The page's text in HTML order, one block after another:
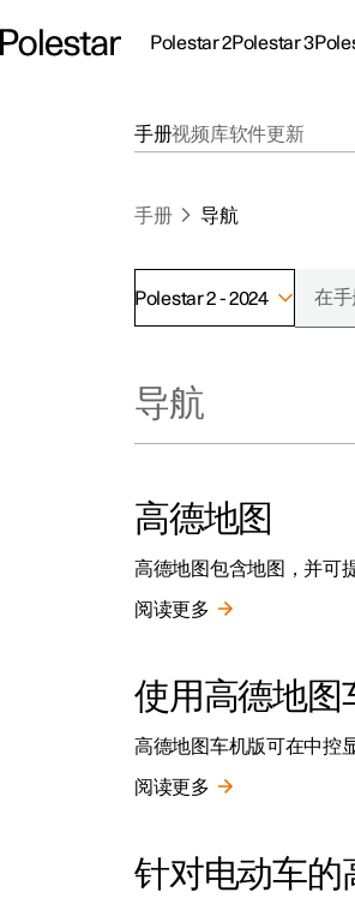
Polestar 2Polestar 3
探索Polestar 2
联系我们
极星官方二手车
探索Polestar 3
联系我们
探索Polestar 4
探索充电
公共充电
家庭充电
车主服务
手册视频库软件更新
手册 导航
Polestar 2 - 2024
导航
高德地图
高德地图包含地图，并可
阅读更多
使用高德地图
高德地图车机版可在中控
阅读更多
针对电动车的